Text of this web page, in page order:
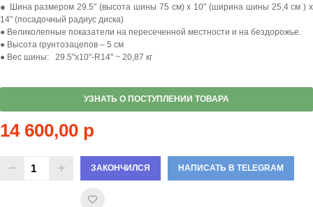
●
Шина размером 29.5" (высота шины 75 см) x 10" (ширина шины 25,4 см ) х
14" (посадочный радиус диска)
● Великолепные показатели на пересеченной местности и на бездорожье.
● Высота грунтозацепов – 5 см
● Вес шины: 29.5"x10"-R14" ~ 20,87 кг
УЗНАТЬ О ПОСТУПЛЕНИИ ТОВАРА
14 600,00 р
ЗАКОНЧИЛСЯ НАПИСАТЬ В TELEGRAM